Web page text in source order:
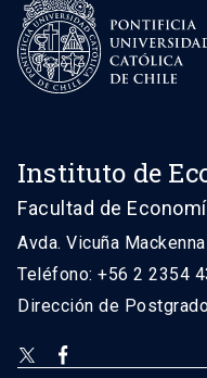
Instituto de
Facultad de
Avda. Vicuña
Teléfono: +56 2 2354
Dirección de